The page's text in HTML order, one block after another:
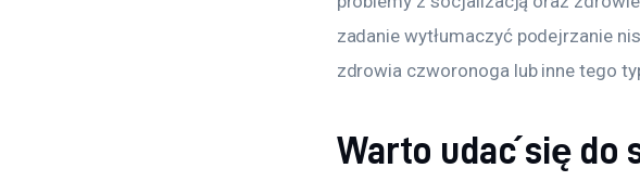
zadanie wytłumaczyć podejrzanie
zdrowia czworonoga lub inne tego
Warto udać się do